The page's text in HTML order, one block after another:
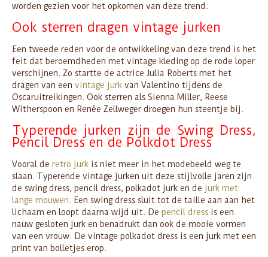
worden gezien voor het opkomen van deze trend.
Ook sterren dragen vintage jurken
Een tweede reden voor de ontwikkeling van deze trend is het
feit dat beroemdheden met vintage kleding op de rode loper
verschijnen. Zo startte de actrice Julia Roberts met het
dragen van een vintage jurk van Valentino tijdens de
Oscaruitreikingen. Ook sterren als Sienna Miller, Reese
Witherspoon en Renée Zellweger droegen hun steentje bij.
Typerende jurken zijn de Swing Dress,
Pencil Dress en de Polkdot Dress
Vooral de retro jurk is niet meer in het modebeeld weg te
slaan. Typerende vintage jurken uit deze stijlvolle jaren zijn
de swing dress, pencil dress, polkadot jurk en de jurk met
lange mouwen . Een swing dress sluit tot de taille aan aan het
lichaam en loopt daarna wijd uit. De pencil dress is een
nauw gesloten jurk en benadrukt dan ook de mooie vormen
van een vrouw. De vintage polkadot dress is een jurk met een
print van bolletjes erop.